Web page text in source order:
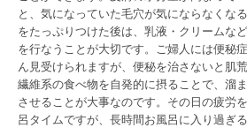
と、気になっていた毛穴が気にならなくな
をたっぷりつけた後は、乳液・クリームな
を行なうことが大切です。ご婦人には便秘
ん見受けられますが、便秘を治さないと肌
繊維系の食べ物を自発的に摂ることで、溜
させることが大事なのです。その日の疲労
呂タイムですが、長時間お風呂に入り過ぎ